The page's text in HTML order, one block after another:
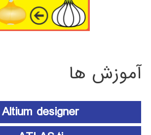
آموزش ها
Altium designer